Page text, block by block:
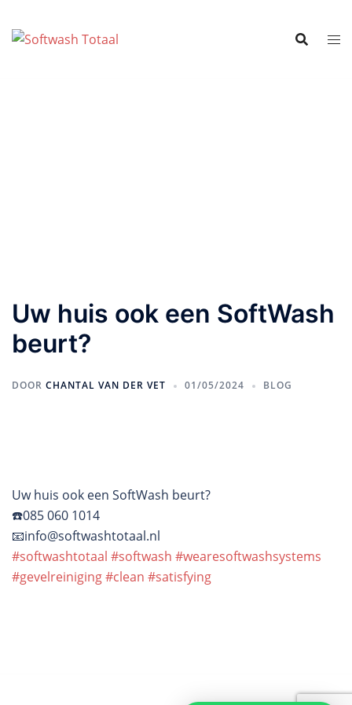
Uw huis ook een SoftWash
beurt?
DOOR CHANTAL VAN DER VET 01/05/2024 BLOG
Uw huis ook een SoftWash beurt?
☎️085 060 1014
📧info@softwashtotaal.nl
#softwashtotaal #softwash #wearesoftwashsystems
#gevelreiniging#clean #satisfying